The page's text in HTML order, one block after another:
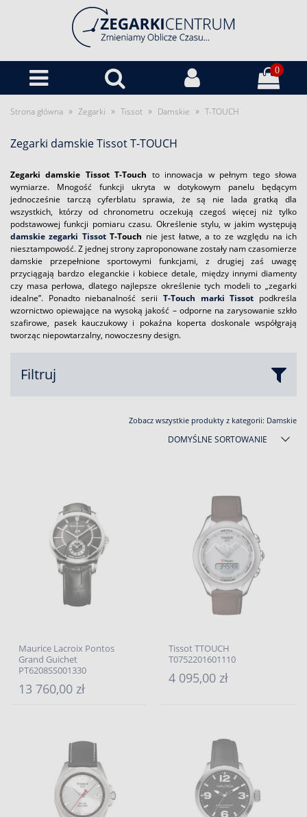
0
Strona główna » Zegarki » Tissot » Damskie » T-TOUCH
Zegarki damskie Tissot T-TOUCH
Zegarki damskie Tissot T-Touch to innowacja w pełnym tego słowa
wymiarze. Mnogość funkcji ukryta w dotykowym panelu będącym
jednocześnie tarczą cyferblatu sprawia, że są nie lada gratką dla
wszystkich, którzy od chronometru oczekują czegoś więcej niż tylko
podstawowej funkcji pomiaru czasu. Określenie stylu, w jakim występują
damskie zegarki TissotT-Touch nie jest łatwe, a to ze względu na ich
niesztampowość. Z jednej strony zaproponowane zostały nam czasomierze
damskie przepełnione sportowymi funkcjami, z drugiej zaś uwagę
przyciągają bardzo eleganckie i kobiece detale, między innymi diamenty
czy masa perłowa, dlatego najlepsze określenie tych modeli to „zegarki
idealne”. Ponadto niebanalność serii T-Touch marki Tissot podkreśla
wzornictwo opiewające na wysoką jakość – odporne na zarysowanie szkło
szafirowe, pasek kauczukowy i pokaźna koperta doskonale współgrają
tworząc niepowtarzalny, nowoczesny design.
Filtruj
Zobacz wszystkie produkty z kategorii: Damskie
DOMYŚLNE SORTOWANIE
Maurice Lacroix Pontos
Grand Guichet
PT6208SS001330
13 760,00 zł
Tissot TTOUCH
T0752201601110
4 095,00 zł